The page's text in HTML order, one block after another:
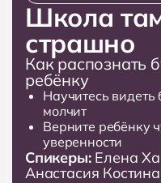
Школа
страшно
Как распознать
ребёнку
Научитесь видеть
молчит
Верните ребёнку
уверенности
Спикеры: Елена
Анастасия Костина